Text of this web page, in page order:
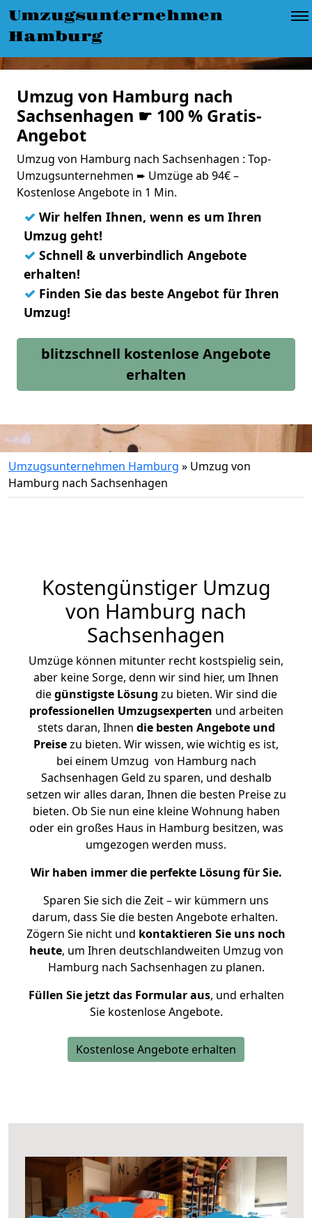
Umzugsunternehmen
Hamburg
Umzug von Hamburg nach
Sachsenhagen ☛ 100 % Gratis-
Angebot
Umzug von Hamburg nach Sachsenhagen : Top-
Umzugsunternehmen ➨ Umzüge ab 94€ –
Kostenlose Angebote in 1 Min.
✓ Wir helfen Ihnen, wenn es um Ihren
Umzug geht!
✓ Schnell & unverbindlich Angebote
erhalten!
✓ Finden Sie das beste Angebot für Ihren
Umzug!
blitzschnell kostenlose Angebote
erhalten
Umzugsunternehmen Hamburg » Umzug von
Hamburg nach Sachsenhagen
Kostengünstiger Umzug
von Hamburg nach
Sachsenhagen
Umzüge können mitunter recht kostspielig sein,
aber keine Sorge, denn wir sind hier, um Ihnen
diegünstigste Lösung zu bieten. Wir sind die
professionellen Umzugsexperten und arbeiten
stets daran, Ihnen die besten Angebote und
Preisezu bieten. Wir wissen, wie wichtig es ist,
bei einem Umzug von Hamburg nach
Sachsenhagen Geld zu sparen, und deshalb
setzen wir alles daran, Ihnen die besten Preise zu
bieten. Ob Sie nun eine kleine Wohnung haben
oder ein großes Haus in Hamburg besitzen, was
umgezogen werden muss.
Wir haben immer die perfekte Lösung für Sie.
Sparen Sie sich die Zeit – wir kümmern uns
darum, dass Sie die besten Angebote erhalten.
Zögern Sie nicht und kontaktieren Sie uns noch
heute, um Ihren deutschlandweiten Umzug von
Hamburg nach Sachsenhagen zu planen.
Füllen Sie jetzt das Formular aus, und erhalten
Sie kostenlose Angebote.
Kostenlose Angebote erhalten